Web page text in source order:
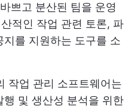
바쁘고 분산된 팀을 운영
적인 작업 관련 토론, 파
를 지원하는 도구를 소
작업 관리 소프트웨어는
및 생산성 분석을 위한